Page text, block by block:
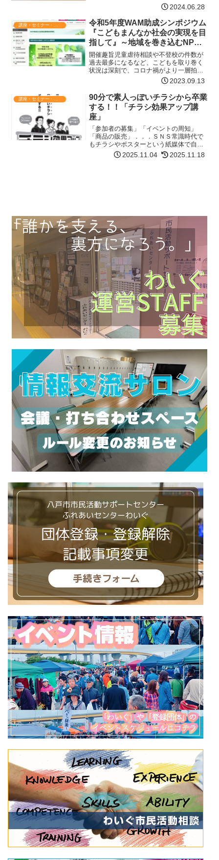
活動が期待される個人または団体を顕彰
します。【かめのり賞が対象とするアジ
ア、オセアニアの国・地域】インド、イ
ンドネシア、カンボジア、…【詳細はコ
チラ】
2024.06.28
令和5年度WAM助成シンポジウム
『こどもまんなか社会の実現を目
指して』～地域を巻き込むNPO
の在り方～
開催趣旨児童虐待相談や不登校の件数が
過去最多になるなど、こどもを取り巻く
状況は深刻で、コロナ禍がより一層拍車
をかけています。常にこどもの最善の利
益を第一に考え、こどもに関する取組や
政策を我が国社会のまんなかに据えて、
強力に進めていくことが急…【詳細はコ
チラ】
2023.09.13
講座・セミナー・表彰
90分で素人っぽいチラシから卒業
する！！「チラシ効果アップ講
座」
「参加者の募集」「イベントの周知」
「商品の販売」．．．ＳＮＳ常識時代で
もチラシやポスターという紙媒体で自分
たちの活動を宣伝したり、呼びかけたり
する事は普通にあります。ですが、チラ
2025.11.04 2025.11.18